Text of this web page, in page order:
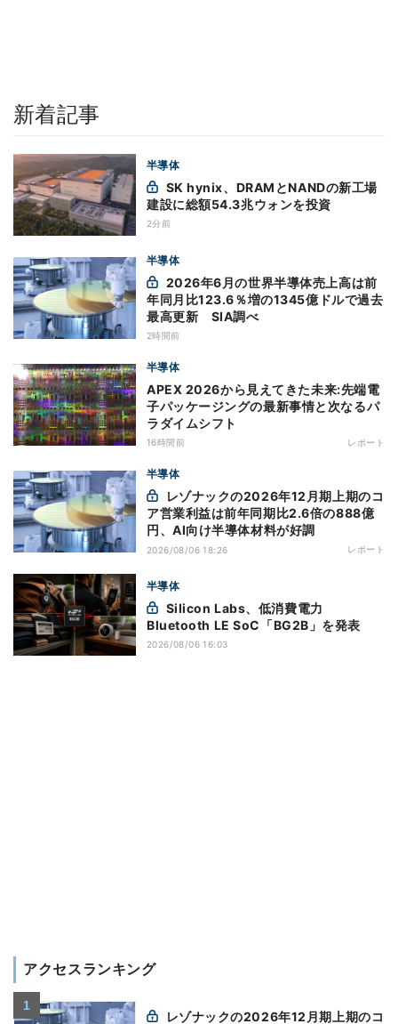
新着記事
半導体
建設に総額54.3兆ウォンを投資
2分前
半導体
年同月比123.6％増の1345億ドルで過去
最高更新 SIA調べ
2時間前
半導体
APEX 2026から見えてきた未来:先端電
子パッケージングの最新事情と次なるパ
ラダイムシフト
16時間前 レポート
半導体
ア営業利益は前年同期比2.6倍の888億
円、AI向け半導体材料が好調
2026/08/06 18:26 レポート
半導体
Bluetooth LE SoC「BG2B」を発表
2026/08/06 16:03
アクセスランキング